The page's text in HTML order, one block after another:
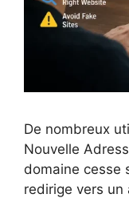
De nombreux
Nouvelle
domaine cesse
redirige vers